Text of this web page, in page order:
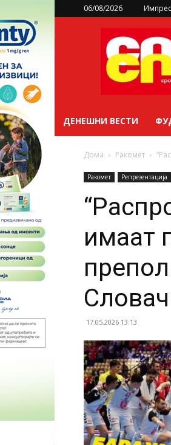
06/08/2026
sportsport.mk
ДЕНЕШНИ ВЕСТИ
Дома Ракомет
Ракомет Репрезентација
имаат
17.05.2026 13:13